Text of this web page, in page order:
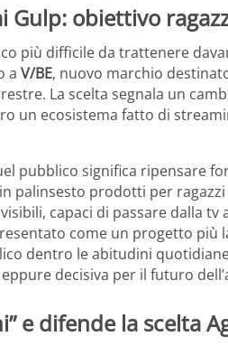
Gulp: obiettivo
più difficile da trattenere
a V/BE, nuovo marchio
La scelta segnala un
un ecosistema fatto di
pubblico significa ripensare
palinsesto prodotti per
capaci di passare dalla
come un progetto più
dentro le abitudini
decisiva per il futuro
e difende la scelta